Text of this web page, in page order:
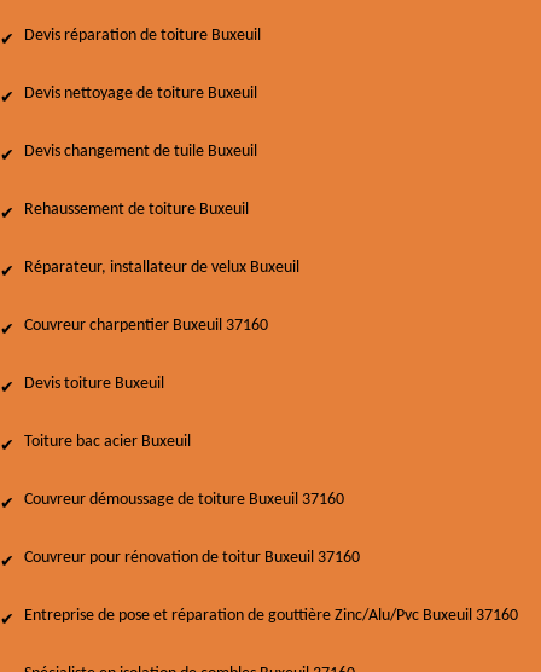
Devis réparation de toiture Buxeuil
Devis nettoyage de toiture Buxeuil
Devis changement de tuile Buxeuil
Rehaussement de toiture Buxeuil
Réparateur, installateur de velux Buxeuil
Couvreur charpentier Buxeuil 37160
Devis toiture Buxeuil
Toiture bac acier Buxeuil
Couvreur démoussage de toiture Buxeuil 37160
Couvreur pour rénovation de toitur Buxeuil 37160
Entreprise de pose et réparation de gouttière Zinc/Alu/Pvc Buxeuil 37160